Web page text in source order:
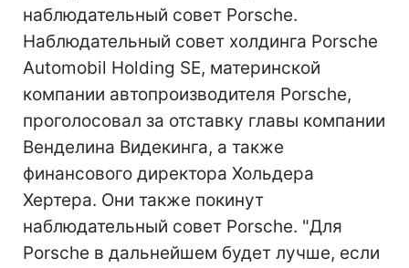
наблюдательный совет Porsche.
Наблюдательный совет холдинга Porsche
Automobil Holding SE, материнской
компании автопроизводителя Porsche,
проголосовал за отставку главы компании
Венделина Видекинга, а также
финансового директора Хольдера
Хертера. Они также покинут
наблюдательный совет Porsche. "Для
Porsche в дальнейшем будет лучше, если